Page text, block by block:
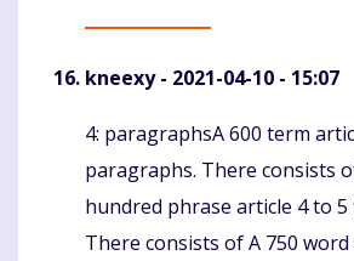
kneexy- 2021-04-10 - 15:07
Komentaras
4: paragraphsA 600 term
paragraphs. There consists
hundred phrase article 4 to
There consists of A 750 word